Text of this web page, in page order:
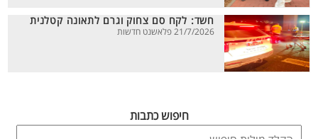
חשד: לקח סם צחוק וגרם לתאונה קטלנית
21/7/2026 פלאשנט חדשות
חיפוש כתבות